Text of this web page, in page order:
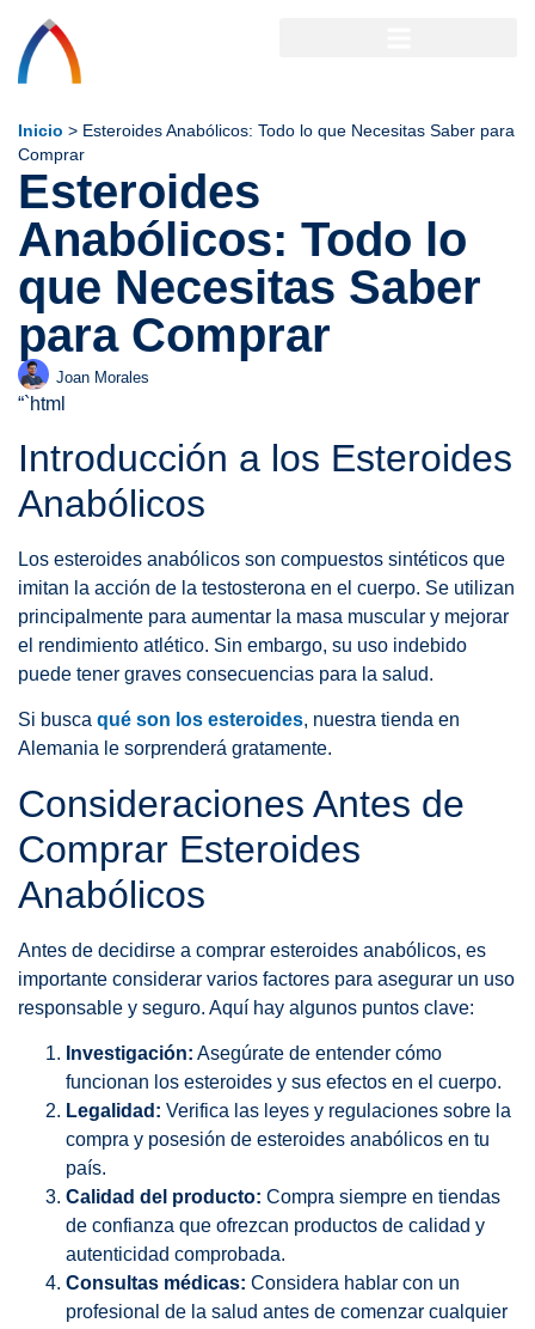
Inicio > Esteroides Anabólicos: Todo lo que Necesitas Saber para
Comprar
Esteroides
Anabólicos: Todo lo
que Necesitas Saber
para Comprar
Joan Morales
“`html
Introducción a los Esteroides
Anabólicos
Los esteroides anabólicos son compuestos sintéticos que
imitan la acción de la testosterona en el cuerpo. Se utilizan
principalmente para aumentar la masa muscular y mejorar
el rendimiento atlético. Sin embargo, su uso indebido
puede tener graves consecuencias para la salud.
Si busca qué son los esteroides, nuestra tienda en
Alemania le sorprenderá gratamente.
Consideraciones Antes de
Comprar Esteroides
Anabólicos
Antes de decidirse a comprar esteroides anabólicos, es
importante considerar varios factores para asegurar un uso
responsable y seguro. Aquí hay algunos puntos clave:
Investigación: Asegúrate de entender cómo
funcionan los esteroides y sus efectos en el cuerpo.
Legalidad: Verifica las leyes y regulaciones sobre la
compra y posesión de esteroides anabólicos en tu
país.
Calidad del producto: Compra siempre en tiendas
de confianza que ofrezcan productos de calidad y
autenticidad comprobada.
Consultas médicas: Considera hablar con un
profesional de la salud antes de comenzar cualquier